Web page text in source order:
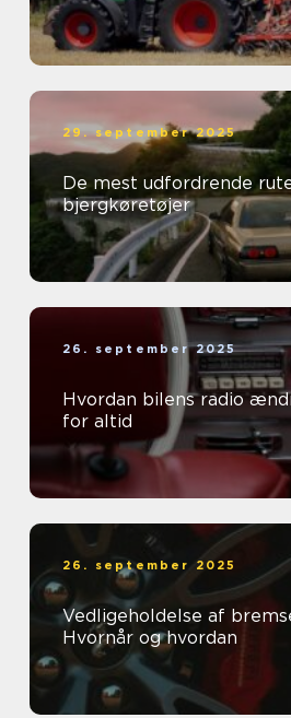
29. september 2025
De mest udfordrende
bjergkøretøjer
26. september 2025
Hvordan bilens radio
for altid
26. september 2025
Vedligeholdelse af
Hvornår og hvordan